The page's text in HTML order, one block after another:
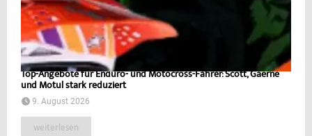
Top-Angebote für Enduro- und Motocross-Fahrer: Scott, Gaerne
und Motul stark reduziert
9. August 2026
weiterlesen